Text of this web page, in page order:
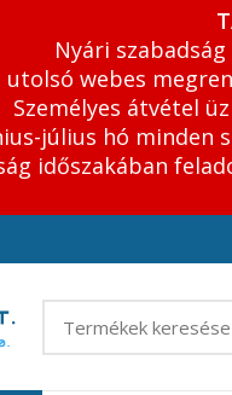
Nyári
utolsó webes
Személyes átvétel
július hó minden
időszakában